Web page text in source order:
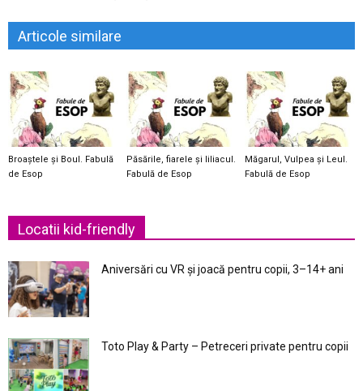
Articole similare
Broaștele și Boul. Fabulă
de Esop
Păsările, fiarele și liliacul.
Fabulă de Esop
Măgarul, Vulpea și Leul.
Fabulă de Esop
Locatii kid-friendly
Aniversări cu VR și joacă pentru copii, 3–14+ ani
Toto Play & Party – Petreceri private pentru copii